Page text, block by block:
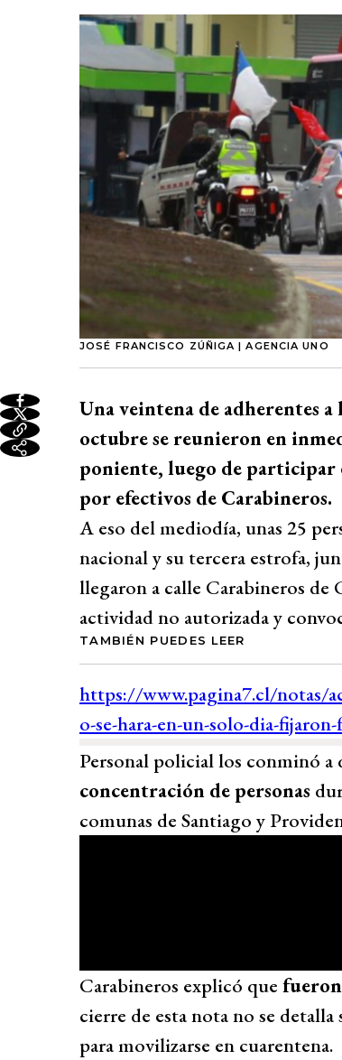
JOSÉ FRANCISCO ZÚÑIGA | AGENCIA UNO
Una veintena de adherentes
octubre se reunieron en
poniente, luego de participar
por efectivos de Carabineros.
A eso del mediodía, unas 25
nacional y su tercera estrofa,
llegaron a calle Carabineros
actividad no autorizada y
TAMBIÉN PUEDES LEER
Personal policial los conminó a
concentración de personas
comunas de Santiago y
Carabineros explicó que
cierre de esta nota no se
para movilizarse en cuarentena.